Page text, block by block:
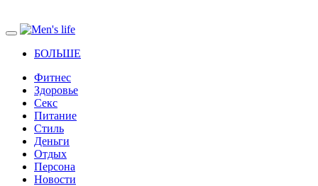
БОЛЬШЕ
Фитнес
Здоровье
Секс
Питание
Стиль
Деньги
Отдых
Персона
Новости